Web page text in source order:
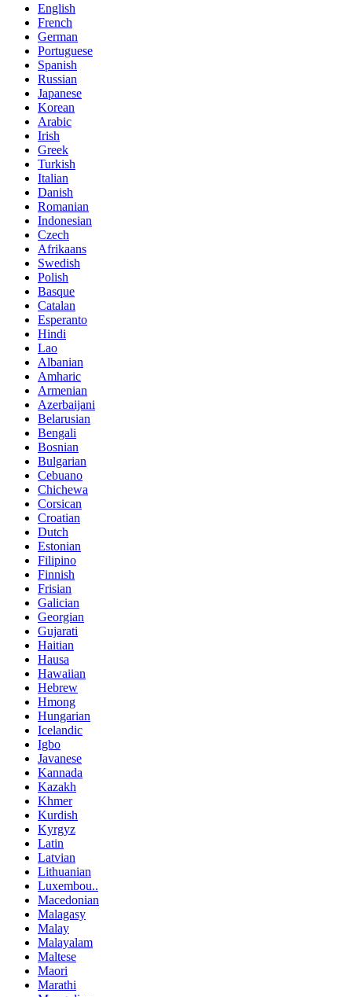
English
French
German
Portuguese
Spanish
Russian
Japanese
Korean
Arabic
Irish
Greek
Turkish
Italian
Danish
Romanian
Indonesian
Czech
Afrikaans
Swedish
Polish
Basque
Catalan
Esperanto
Hindi
Lao
Albanian
Amharic
Armenian
Azerbaijani
Belarusian
Bengali
Bosnian
Bulgarian
Cebuano
Chichewa
Corsican
Croatian
Dutch
Estonian
Filipino
Finnish
Frisian
Galician
Georgian
Gujarati
Haitian
Hausa
Hawaiian
Hebrew
Hmong
Hungarian
Icelandic
Igbo
Javanese
Kannada
Kazakh
Khmer
Kurdish
Kyrgyz
Latin
Latvian
Lithuanian
Luxembou..
Macedonian
Malagasy
Malay
Malayalam
Maltese
Maori
Marathi